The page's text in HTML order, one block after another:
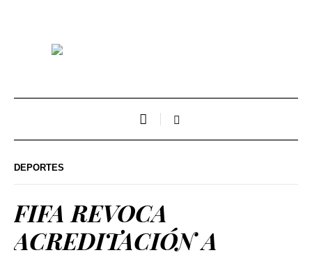
DEPORTES
FIFA REVOCA
ACREDITACIÓN A